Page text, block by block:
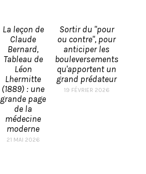
La leçon de
Claude
Bernard,
Tableau de
Léon
Lhermitte
(1889) : une
grande page
de la
médecine
moderne
21 MAI 2026
Sortir du "pour
ou contre", pour
anticiper les
bouleversements
qu'apportent un
grand prédateur
19 FÉVRIER 2026